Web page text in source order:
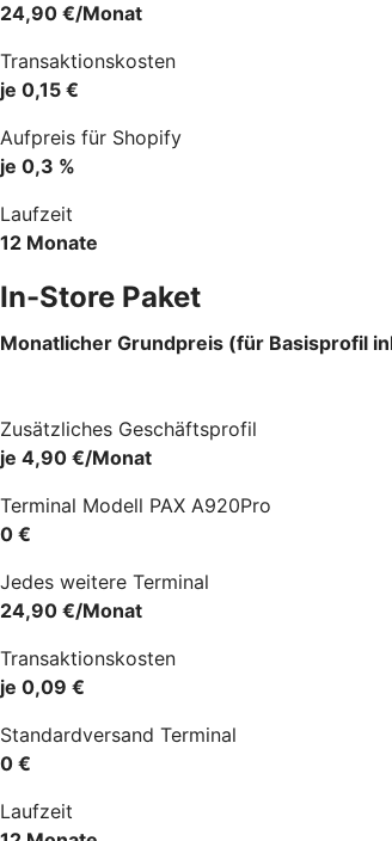
24,90 €/Monat
Transaktionskosten
je 0,15 €
Aufpreis für Shopify
je 0,3 %
Laufzeit
12 Monate
In-Store Paket
Monatlicher Grundpreis (für Basisprofil
Zusätzliches Geschäftsprofil
je 4,90 €/Monat
Terminal Modell PAX A920Pro
0 €
Jedes weitere Terminal
24,90 €/Monat
Transaktionskosten
je 0,09 €
Standardversand Terminal
0 €
Laufzeit